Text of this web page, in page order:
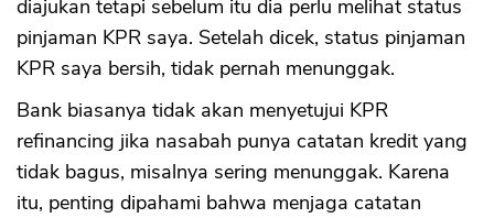
diajukan tetapi sebelum itu dia perlu melihat status
pinjaman KPR saya. Setelah dicek, status pinjaman
KPR saya bersih, tidak pernah menunggak.
Bank biasanya tidak akan menyetujui KPR
refinancing jika nasabah punya catatan kredit yang
tidak bagus, misalnya sering menunggak. Karena
itu, penting dipahami bahwa menjaga catatan